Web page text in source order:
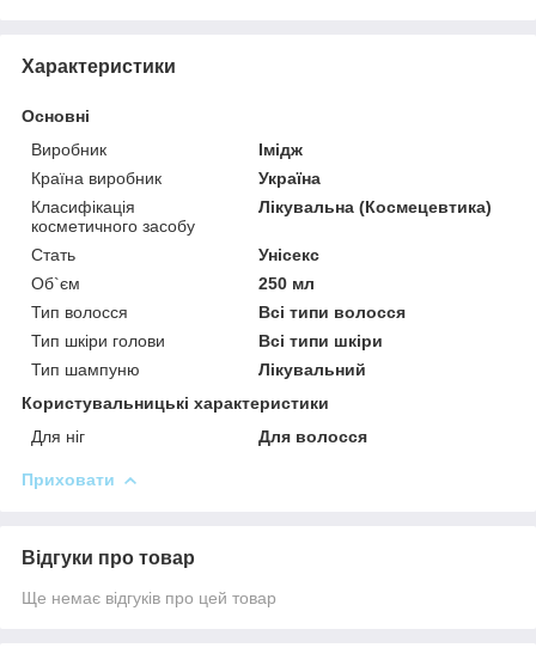
Характеристики
Основні
Виробник
Імідж
Країна виробник
Україна
Класифікація
косметичного засобу
Лікувальна (Космецевтика)
Стать
Унісекс
Об`єм
250 мл
Тип волосся
Всі типи волосся
Тип шкіри голови
Всі типи шкіри
Тип шампуню
Лікувальний
Користувальницькі характеристики
Для ніг
Для волосся
Приховати
Відгуки про товар
Ще немає відгуків про цей товар